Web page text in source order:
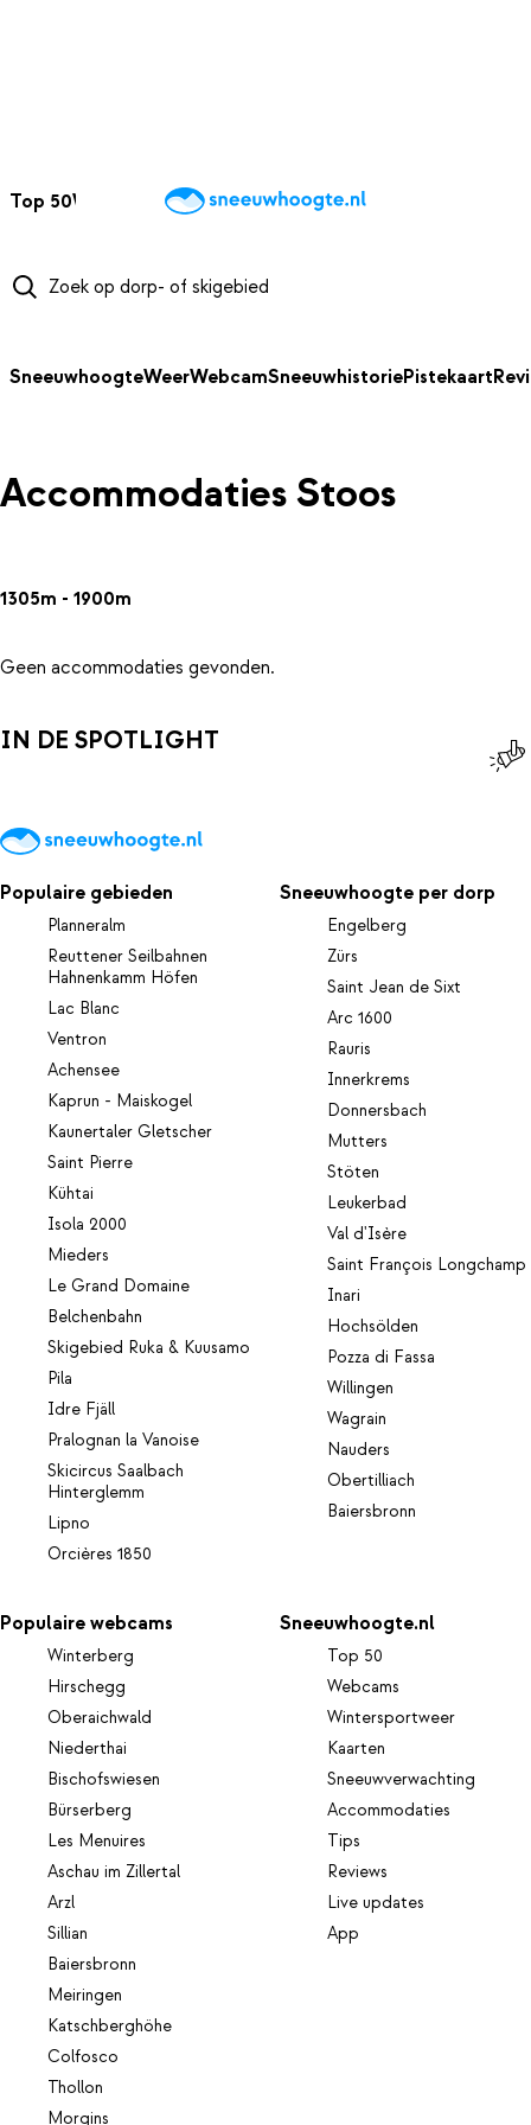
Top 50Webcams WintersportweerKaarten
SneeuwhoogteWeerWebcamSneeuwhistoriePistekaart
Accommodaties Stoos
1305m - 1900m
Geen accommodaties gevonden.
IN DE SPOTLIGHT
Populaire gebieden
Planneralm
Reuttener Seilbahnen
Hahnenkamm Höfen
Lac Blanc
Ventron
Achensee
Kaprun - Maiskogel
Kaunertaler Gletscher
Saint Pierre
Kühtai
Isola 2000
Mieders
Le Grand Domaine
Belchenbahn
Skigebied Ruka & Kuusamo
Pila
Idre Fjäll
Pralognan la Vanoise
Skicircus Saalbach
Hinterglemm
Lipno
Orcières 1850
Sneeuwhoogte per dorp
Engelberg
Zürs
Saint Jean de Sixt
Arc 1600
Rauris
Innerkrems
Donnersbach
Mutters
Stöten
Leukerbad
Val d'Isère
Saint François Longchamp
Inari
Hochsölden
Pozza di Fassa
Willingen
Wagrain
Nauders
Obertilliach
Baiersbronn
Populaire webcams
Winterberg
Hirschegg
Oberaichwald
Niederthai
Bischofswiesen
Bürserberg
Les Menuires
Aschau im Zillertal
Arzl
Sillian
Baiersbronn
Meiringen
Katschberghöhe
Colfosco
Thollon
Morgins
Sneeuwhoogte.nl
Top 50
Webcams
Wintersportweer
Kaarten
Sneeuwverwachting
Accommodaties
Tips
Reviews
Live updates
App